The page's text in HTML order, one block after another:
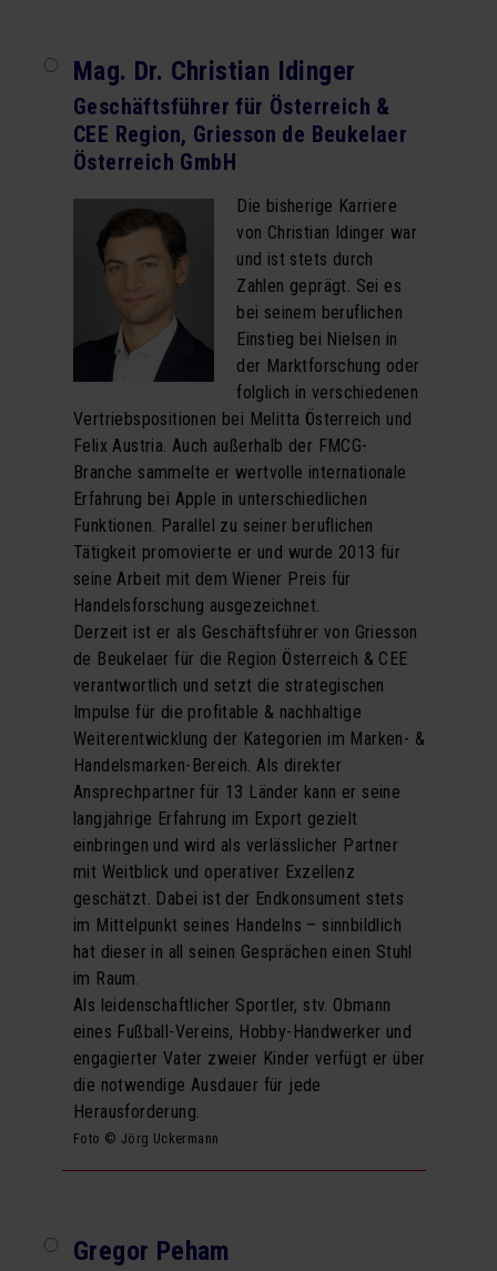
Mag. Dr. Christian Idinger
Geschäftsführer für Österreich &
CEE Region, Griesson de Beukelaer
Österreich GmbH
Die bisherige Karriere
von Christian Idinger war
und ist stets durch
Zahlen geprägt. Sei es
bei seinem beruflichen
Einstieg bei Nielsen in
der Marktforschung oder
folglich in verschiedenen
Vertriebspositionen bei Melitta Österreich und
Felix Austria. Auch außerhalb der FMCG-
Branche sammelte er wertvolle internationale
Erfahrung bei Apple in unterschiedlichen
Funktionen. Parallel zu seiner beruflichen
Tätigkeit promovierte er und wurde 2013 für
seine Arbeit mit dem Wiener Preis für
Handelsforschung ausgezeichnet.
Derzeit ist er als Geschäftsführer von Griesson
de Beukelaer für die Region Österreich & CEE
verantwortlich und setzt die strategischen
Impulse für die profitable & nachhaltige
Weiterentwicklung der Kategorien im Marken- &
Handelsmarken-Bereich. Als direkter
Ansprechpartner für 13 Länder kann er seine
langjährige Erfahrung im Export gezielt
einbringen und wird als verlässlicher Partner
mit Weitblick und operativer Exzellenz
geschätzt. Dabei ist der Endkonsument stets
im Mittelpunkt seines Handelns – sinnbildlich
hat dieser in all seinen Gesprächen einen Stuhl
im Raum.
Als leidenschaftlicher Sportler, stv. Obmann
eines Fußball-Vereins, Hobby-Handwerker und
engagierter Vater zweier Kinder verfügt er über
die notwendige Ausdauer für jede
Herausforderung.
Foto © Jörg Uckermann
Gregor Peham